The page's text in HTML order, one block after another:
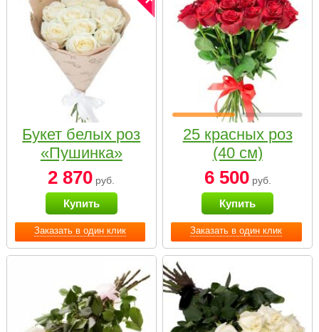
Заказать в один клик
Букет белых роз
«Пушинка»
2 870 руб.
Купить
Заказать в один клик
25 красных роз
(40 см)
6 500руб.
Купить